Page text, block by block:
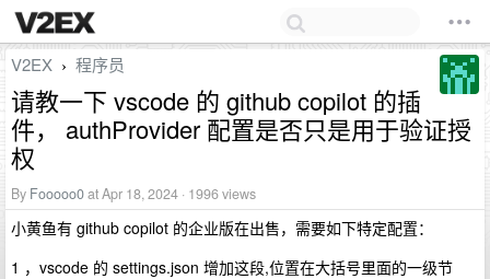
V2EX › 程序员
请教一下 vscode 的 github copilot 的插
件， authProvider 配置是否只是用于验证授
权
By Fooooo0at Apr 18, 2024 · 1996 views
小黄鱼有 github copilot 的企业版在出售，需要如下特定配置：
1 ，vscode 的 settings.json 增加这段,位置在大括号里面的一级节